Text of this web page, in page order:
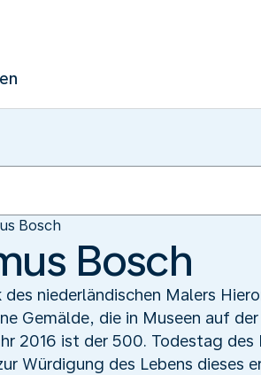
Bosch
Bosch
niederländischen Malers
Gemälde, die in Museen auf
2016 ist der 500. Todestag
Würdigung des Lebens dieses